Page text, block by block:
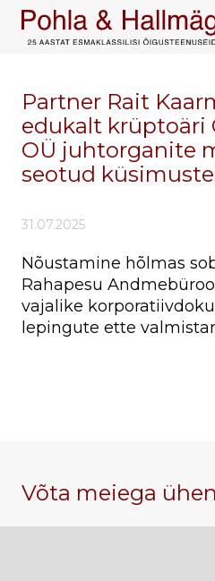
Partner Rait
edukalt krüptoäri
OÜ juhtorganite
seotud
31.07.2025
Nõustamine hõlmas
Rahapesu
vajalike
lepingute ette
Võta meiega